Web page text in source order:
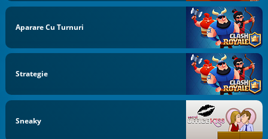
Aparare Cu Turnuri
Strategie
Sneaky